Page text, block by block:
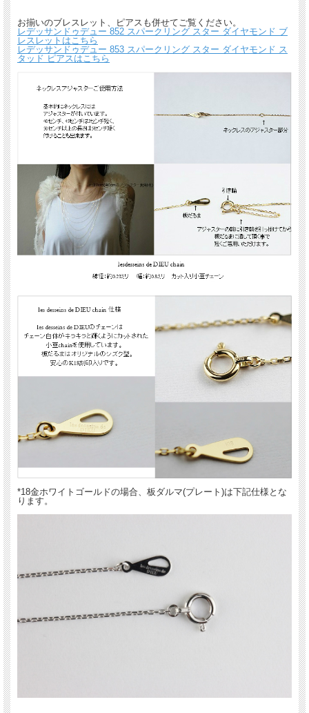
お揃いのブレスレット、ピアスも併せてご覧ください。
レデッサンドゥデュー 852 スパークリング スター ダイヤモンド ブ
レスレットはこちら
レデッサンドゥデュー 853 スパークリング スター ダイヤモンド ス
タッド ピアスはこちら
*18金ホワイトゴールドの場合、板ダルマ(プレート)は下記仕様とな
ります。